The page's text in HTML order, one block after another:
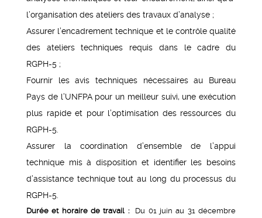
l’organisation des ateliers des travaux d’analyse ;
Assurer l’encadrement technique et le contrôle qualité
des ateliers techniques requis dans le cadre du
RGPH-5 ;
Fournir les avis techniques nécessaires au Bureau
Pays de l’UNFPA pour un meilleur suivi, une exécution
plus rapide et pour l’optimisation des ressources du
RGPH-5.
Assurer la coordination d’ensemble de l’appui
technique mis à disposition et identifier les besoins
d’assistance technique tout au long du processus du
RGPH-5.
Durée et horaire de travail : Du 01 juin au 31 décembre